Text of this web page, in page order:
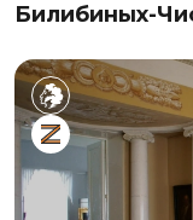
Билибиных-